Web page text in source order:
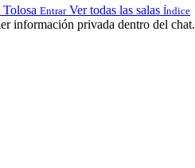
Tolosa Entrar Ver todas las salas Índice
información privada dentro del chat.